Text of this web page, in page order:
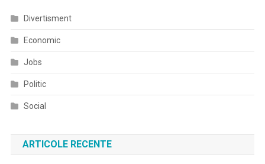
Divertisment
Economic
Jobs
Politic
Social
ARTICOLE RECENTE